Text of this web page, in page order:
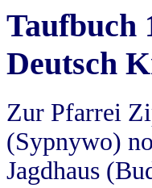
Taufbuch
Deutsch
Zur Pfarrei
(Sypnywo)
Jagdhaus